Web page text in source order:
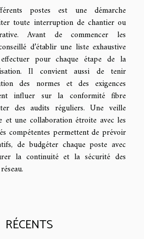
postes est une démarche
toute interruption de chantier ou
Avant de commencer les
d’établir une liste exhaustive
pour chaque étape de la
Il convient aussi de tenir
des normes et des exigences
influer sur la conformité fibre
des audits réguliers. Une veille
et une collaboration étroite avec les
compétentes permettent de prévoir
de budgéter chaque poste avec
la continuité et la sécurité des
RÉCENTS